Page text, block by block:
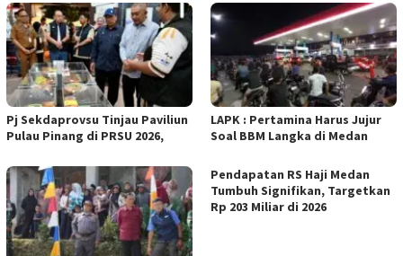
Pj Sekdaprovsu Tinjau Paviliun
Pulau Pinang di PRSU 2026,
LAPK : Pertamina Harus Jujur
Soal BBM Langka di Medan
Pendapatan RS Haji Medan
Tumbuh Signifikan, Targetkan
Rp 203 Miliar di 2026